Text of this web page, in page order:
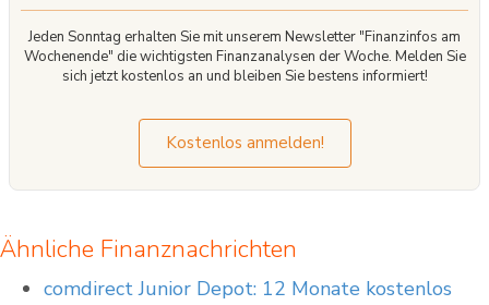
Jeden Sonntag erhalten Sie mit unserem Newsletter "Finanzinfos am
Wochenende" die wichtigsten Finanzanalysen der Woche. Melden Sie
sich jetzt kostenlos an und bleiben Sie bestens informiert!
Kostenlos anmelden!
Ähnliche Finanznachrichten
comdirect Junior Depot: 12 Monate kostenlos